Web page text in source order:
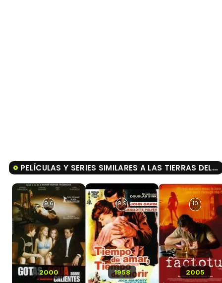
PELÍCULAS Y SERIES SIMILARES A LAS TIERRAS DEL CIELO
2000
9,6
1958
9,9
2005
10